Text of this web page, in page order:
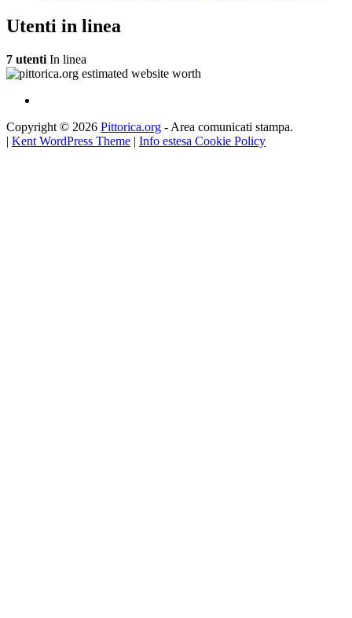
Utenti in linea
7 utenti In linea
Copyright © 2026 Pittorica.org - Area comunicati stampa.
| Kent WordPress Theme | Info estesa Cookie Policy